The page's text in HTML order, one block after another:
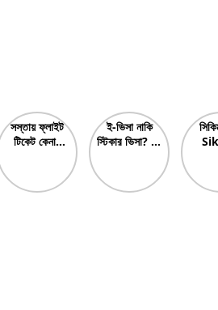
সস্তায় ফ্লাইট
টিকেট কেনার
cheap
ই-ভিসা নাকি
স্টিকার ভিসা? E-
Sticker Visa
Which is
&